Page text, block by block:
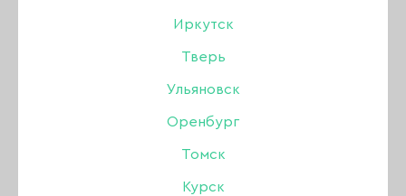
Иркутск
Тверь
Ульяновск
Оренбург
Томск
Курск